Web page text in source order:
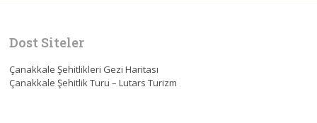
Dost Siteler
Çanakkale Şehitlikleri Gezi Haritası
Çanakkale Şehitlik Turu – Lutars Turizm